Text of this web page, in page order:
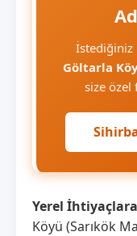
İstediğiniz
Göltarla
size özel
Yerel
Köyü (Sarıkök